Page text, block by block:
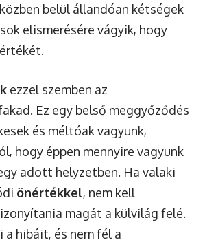
belül állandóan kétségek
elismerésére vágyik, hogy
ezzel szemben az
Ez egy belső meggyőződés
és méltóak vagyunk,
hogy éppen mennyire vagyunk
adott helyzetben. Ha valaki
önértékkel, nem kell
magát a külvilág felé.
a hibáit, és nem fél a